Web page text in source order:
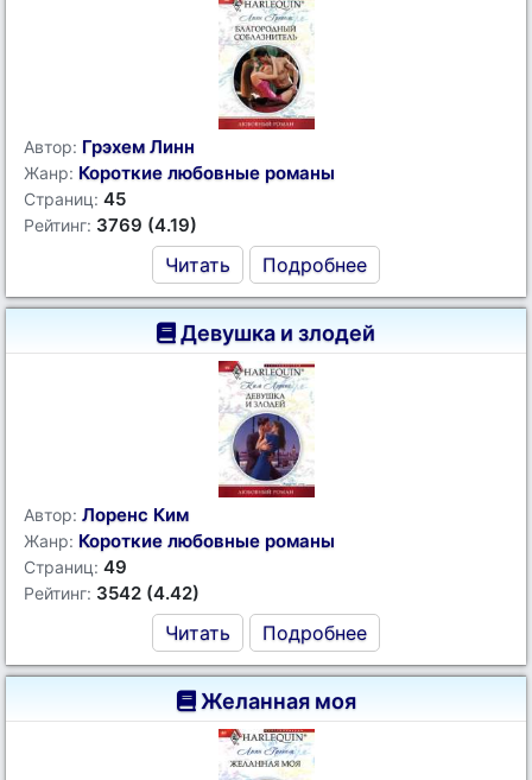
Автор: Грэхем Линн
Жанр: Короткие любовные романы
Страниц: 45
Рейтинг: 3769 (4.19)
Читать Подробнее
Девушка и злодей
Автор: Лоренс Ким
Жанр: Короткие любовные романы
Страниц: 49
Рейтинг: 3542 (4.42)
Читать Подробнее
Желанная моя